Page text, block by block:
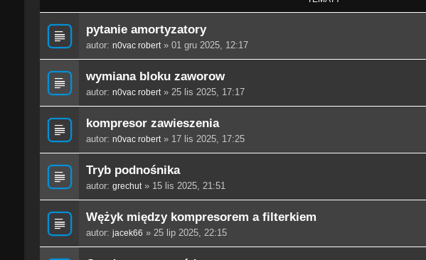
pytanie amortyzatory
autor: n0vac robert» 01 gru 2025, 12:17
wymiana bloku zaworow
autor: n0vac robert» 25 lis 2025, 17:17
kompresor zawieszenia
autor: n0vac robert» 17 lis 2025, 17:25
Tryb podnośnika
autor: grechut» 15 lis 2025, 21:51
Wężyk między kompresorem a filterkiem
autor: jacek66 » 25 lip 2025, 22:15